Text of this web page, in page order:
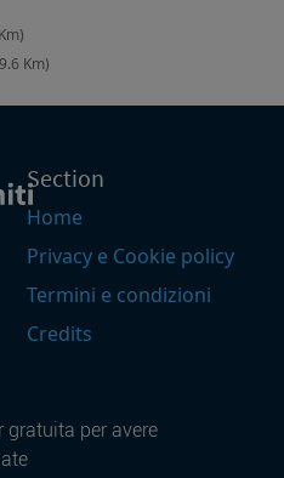
Km)
Section
Home
Privacy e Cookie policy
Termini e condizioni
Credits
gratuita per avere